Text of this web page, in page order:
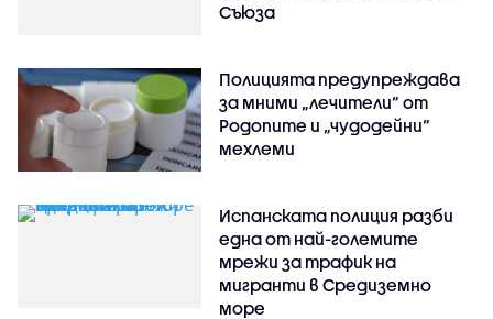
Съюза
Полицията предупреждава
за мними „лечители“ от
Родопите и „чудодейни“
мехлеми
Испанската полиция разби
една от най-големите
мрежи за трафик на
мигранти в Средиземно
море